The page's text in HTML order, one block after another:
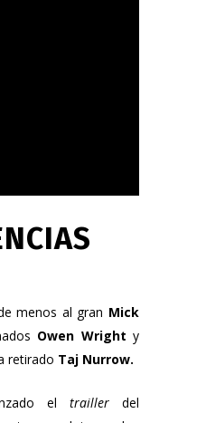
menos al gran Mick
Owen Wright y
retirado Taj Nurrow.
el traillerdel